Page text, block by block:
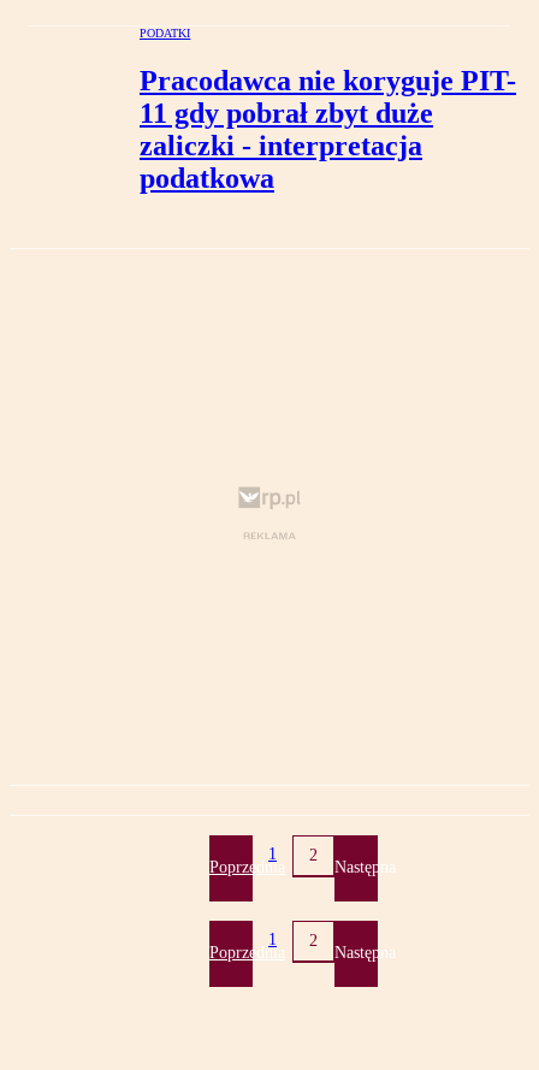
PODATKI
Pracodawca nie koryguje PIT-
11 gdy pobrał zbyt duże
zaliczki - interpretacja
podatkowa
Poprzednia
1 2
Następna
Poprzednia
1 2
Następna